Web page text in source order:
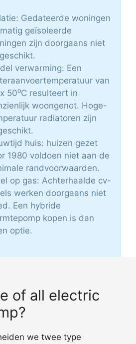
Gedateerde woningen
geïsoleerde
zijn doorgaans niet
verwarming: Een
van
50⁰C resulteert in
woongenot. Hoge-
radiatoren zijn
huis: huizen gezet
1980 voldoen niet aan de
randvoorwaarden.
op gas: Achterhaalde cv-
werken doorgaans niet
Een hybride
kopen is dan
optie.
of all electric
we twee type